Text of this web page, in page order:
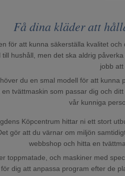
Få dina kläder att
för att kunna säkerställa kvalitet
hushåll, men det ska aldrig
jobb att
du en smal modell för att
tvättmaskin som passar dig och
vår kunniga
Köpcentrum hittar ni ett stort
gör att du värnar om miljön
webbshop och hitta en
toppmatade, och maskiner med
dig att anpassa program efter de